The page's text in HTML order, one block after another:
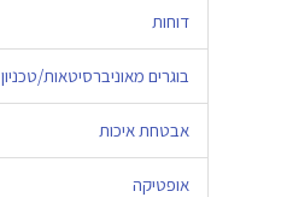
דוחות
בוגרים מאוניברסיטאות/טכניון
אבטחת איכות
אופטיקה